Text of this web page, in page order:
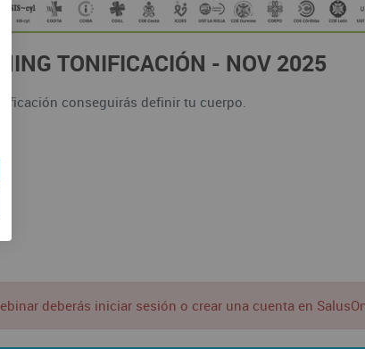
TONIFICACIÓN - NOV 2025
conseguirás definir tu cuerpo.
deberás iniciar sesión o crear una cuenta en